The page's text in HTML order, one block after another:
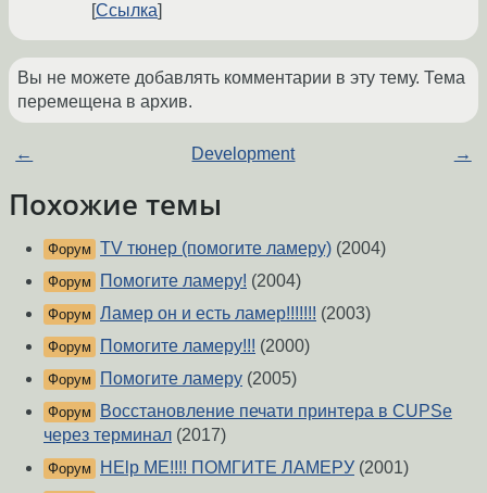
Ссылка
Вы не можете добавлять комментарии в эту тему. Тема
перемещена в архив.
← Development →
Похожие темы
Форум TV тюнер (помогите ламеру) (2004)
Форум Помогите ламеру! (2004)
Форум Ламер он и есть ламер!!!!!!! (2003)
Форум Помогите ламеру!!! (2000)
Форум Помогите ламеру (2005)
Форум
Восстановление печати принтера в CUPSe
через терминал (2017)
Форум HElp ME!!!! ПОМГИТЕ ЛАМЕРУ (2001)